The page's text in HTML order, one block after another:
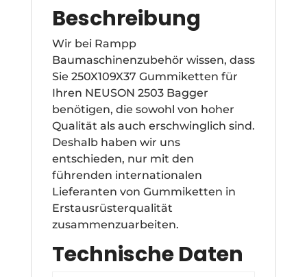
Beschreibung
Wir bei Rampp
Baumaschinenzubehör wissen, dass
Sie 250X109X37 Gummiketten für
Ihren NEUSON 2503 Bagger
benötigen, die sowohl von hoher
Qualität als auch erschwinglich sind.
Deshalb haben wir uns
entschieden, nur mit den
führenden internationalen
Lieferanten von Gummiketten in
Erstausrüsterqualität
zusammenzuarbeiten.
Technische Daten